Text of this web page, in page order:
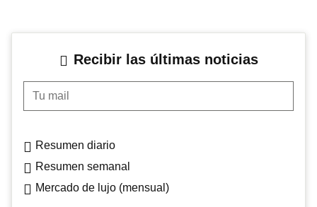
Recibir las últimas noticias
Tu mail
Resumen diario
Resumen semanal
Mercado de lujo (mensual)